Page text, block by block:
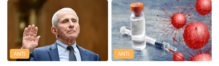
ANTI ANTI